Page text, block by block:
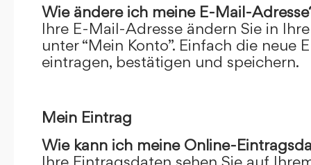
Wie ändere ich meine E-Mail-
Ihre E-Mail-Adresse ändern Sie in
unter “Mein Konto”. Einfach die neue
eintragen, bestätigen und speichern.
Mein Eintrag
Wie kann ich meine Online-
Ihre Eintragsdaten sehen Sie auf